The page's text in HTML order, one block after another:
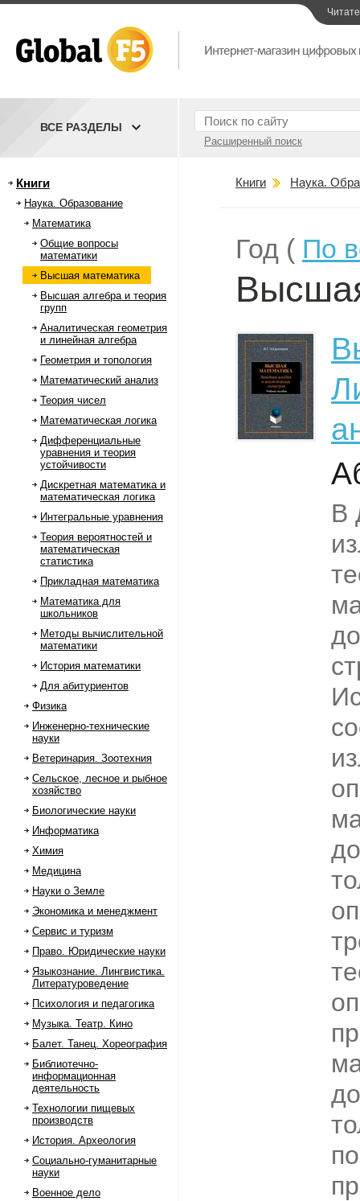
Расширенный поиск
ВСЕ РАЗДЕЛЫ
Книги
Наука. Образование
Математика
Общие вопросы
математики
Высшая математика
Высшая алгебра и теория
групп
Аналитическая геометрия
и линейная алгебра
Геометрия и топология
Математический анализ
Теория чисел
Математическая логика
Дифференциальные
уравнения и теория
устойчивости
Дискретная математика и
математическая логика
Интегральные уравнения
Теория вероятностей и
математическая
статистика
Прикладная математика
Математика для
школьников
Методы вычислительной
математики
История математики
Для абитуриентов
Физика
Инженерно-технические
науки
Ветеринария. Зоотехния
Сельское, лесное и рыбное
хозяйство
Биологические науки
Информатика
Химия
Медицина
Науки о Земле
Экономика и менеджмент
Сервис и туризм
Право. Юридические науки
Языкознание. Лингвистика.
Литературоведение
Психология и педагогика
Музыка. Театр. Кино
Балет. Танец. Хореография
Библиотечно-
информационная
деятельность
Технологии пищевых
производств
История. Археология
Социально-гуманитарные
науки
Военное дело
Книги Наука.
Год ( По
В